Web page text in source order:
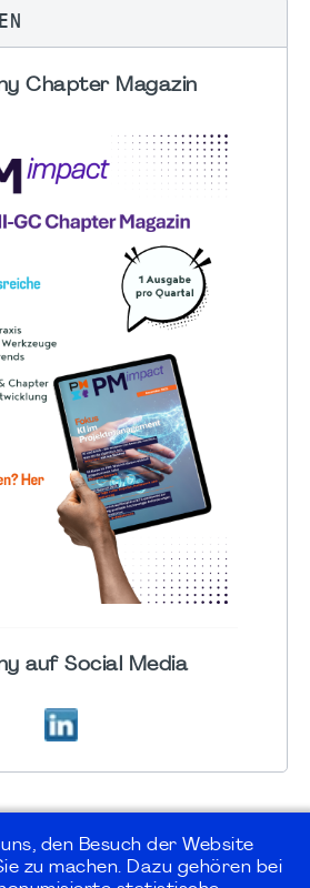
Chapter Magazin
auf Social Media
den Besuch der Website
zu machen. Dazu gehören bei